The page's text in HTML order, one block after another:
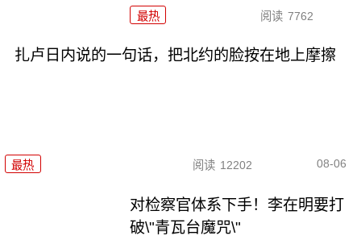
最热 阅读 7762
扎卢日内说的一句话，把北约的脸按在地上摩擦
最热 阅读 12202 08-06
对检察官体系下手！李在明要打
破\"青瓦台魔咒\"